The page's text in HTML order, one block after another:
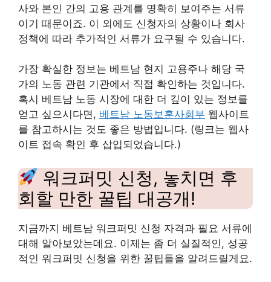
사와 본인 간의 고용 관계를 명확히 보여주는 서류
이기 때문이죠. 이 외에도 신청자의 상황이나 회사
정책에 따라 추가적인 서류가 요구될 수 있습니다.
가장 확실한 정보는 베트남 현지 고용주나 해당 국
가의 노동 관련 기관에서 직접 확인하는 것입니다.
혹시 베트남 노동 시장에 대한 더 깊이 있는 정보를
얻고 싶으시다면, 베트남 노동보훈사회부 웹사이트
를 참고하시는 것도 좋은 방법입니다. (링크는 웹사
이트 접속 확인 후 삽입되었습니다.)
워크퍼밋 신청, 놓치면 후
회할 만한 꿀팁 대공개!
지금까지 베트남 워크퍼밋 신청 자격과 필요 서류에
대해 알아보았는데요. 이제는 좀 더 실질적인, 성공
적인 워크퍼밋 신청을 위한 꿀팁들을 알려드릴게요.